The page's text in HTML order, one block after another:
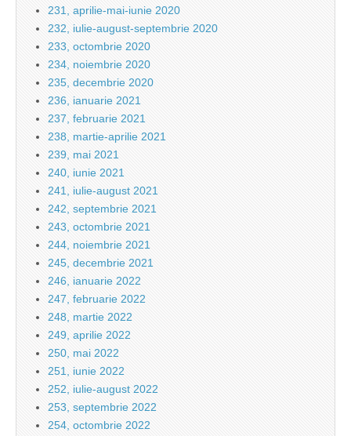
231, aprilie-mai-iunie 2020
232, iulie-august-septembrie 2020
233, octombrie 2020
234, noiembrie 2020
235, decembrie 2020
236, ianuarie 2021
237, februarie 2021
238, martie-aprilie 2021
239, mai 2021
240, iunie 2021
241, iulie-august 2021
242, septembrie 2021
243, octombrie 2021
244, noiembrie 2021
245, decembrie 2021
246, ianuarie 2022
247, februarie 2022
248, martie 2022
249, aprilie 2022
250, mai 2022
251, iunie 2022
252, iulie-august 2022
253, septembrie 2022
254, octombrie 2022